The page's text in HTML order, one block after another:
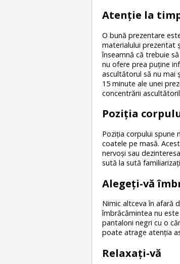
Atenţie la
O bună prezentare
materialului prezentat
înseamnă că trebuie
nu ofere prea puţine
ascultătorul să nu mai
15 minute ale unei
concentrării
Poziţia
Poziţia corpului spune
coatele pe masă.
nervoşi sau
sută la sută
Alegeţi-vă
Nimic altceva în afară
îmbrăcămintea nu
pantaloni negri cu o
poate atrage atenţia
Relaxaţi-vă